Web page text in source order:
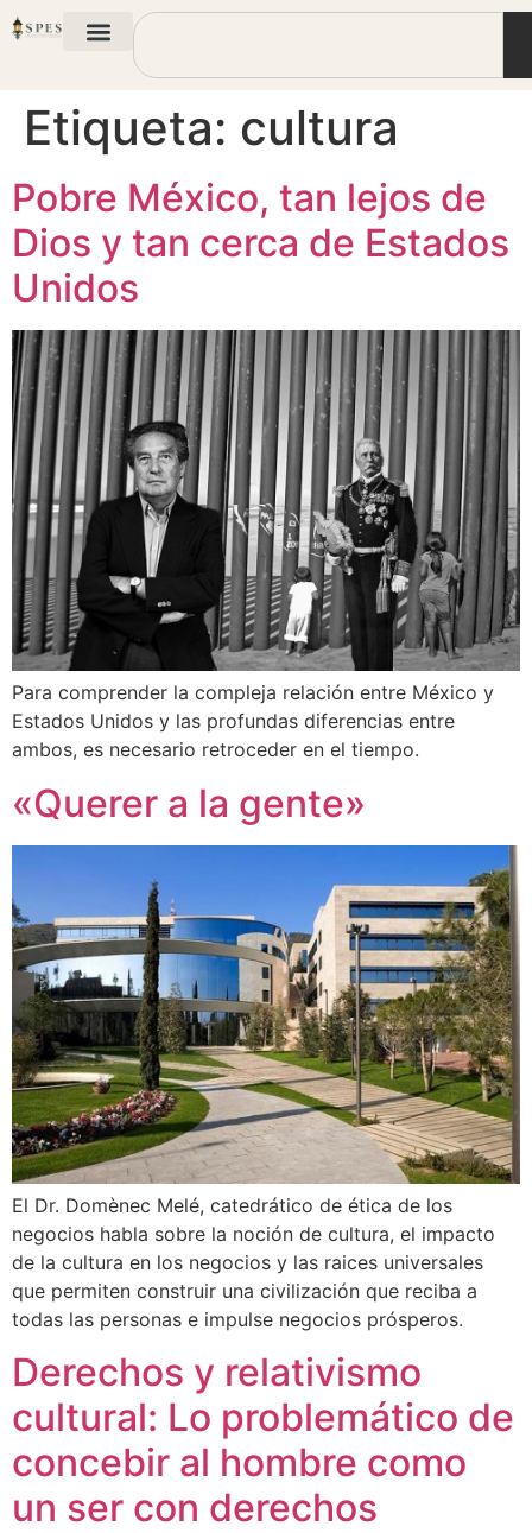
Etiqueta: cultura
Pobre México, tan lejos de
Dios y tan cerca de Estados
Unidos
Para comprender la compleja relación entre México y
Estados Unidos y las profundas diferencias entre
ambos, es necesario retroceder en el tiempo.
«Querer a la gente»
El Dr. Domènec Melé, catedrático de ética de los
negocios habla sobre la noción de cultura, el impacto
de la cultura en los negocios y las raices universales
que permiten construir una civilización que reciba a
todas las personas e impulse negocios prósperos.
Derechos y relativismo
cultural: Lo problemático de
concebir al hombre como
un ser con derechos